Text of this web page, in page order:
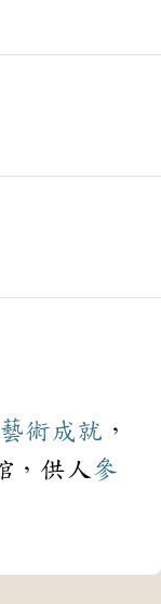
藝術 成就 ，
，供人 參